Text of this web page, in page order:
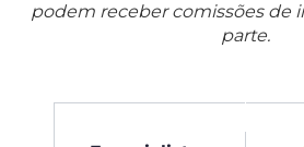
podem receber comissões de
parte.